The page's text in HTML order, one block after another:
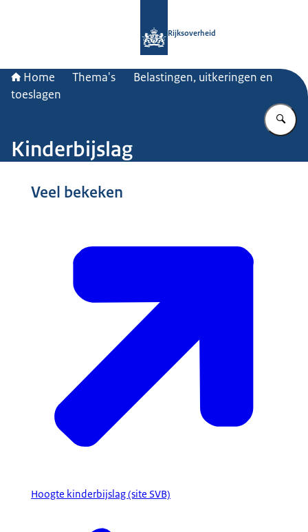
Rijksoverheid
Home Thema's
Belastingen, uitkeringen en
toeslagen
Kinderbijslag
Veel bekeken
Hoogte kinderbijslag (site SVB)